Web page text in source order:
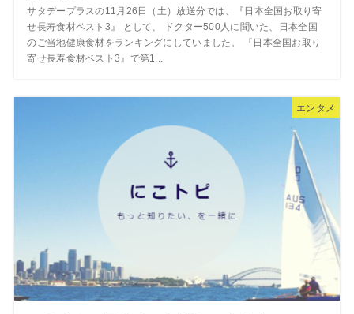
サタデープラスの11月26日（土）放送分では、『日本全国お取り寄
せ長寿食材ベスト3』 として、 ドクター500人に聞いた、日本全国
のご当地健康食材をランキングにしていました。 『日本全国お取り
寄せ長寿食材ベスト3』で第1...
エンタメ